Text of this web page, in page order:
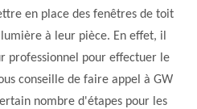
en place des fenêtres de toit
à leur pièce. En effet, il
professionnel pour effectuer le
conseille de faire appel à GW
nombre d'étapes pour les